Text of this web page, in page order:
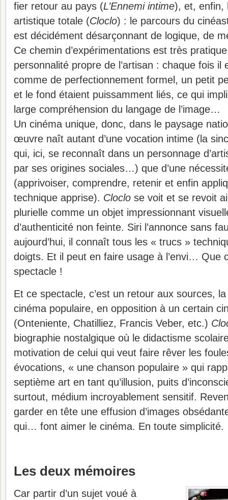
fier retour au pays (L’Ennemi intime), et, enfin,
artistique totale (Cloclo) : le parcours du
est décidément désarçonnant de logique, de
Ce chemin d’expérimentations est très
personnalité propre de l’artisan : chaque fois il
comme de perfectionnement formel, un petit
et le fond étaient puissamment liés, ce qui
large compréhension du langage de l’image…
Un cinéma unique, donc, dans le paysage
œuvre naît autant d’une vocation intime (la
qui, ici, se reconnaît dans un personnage
par ses origines sociales…) que d’une
(apprivoiser, comprendre, retenir et enfin
technique apprise). Cloclo se voit et se revoit
plurielle comme un objet impressionnant
d’authenticité non feinte. Siri l’annonce sans
aujourd’hui, il connaît tous les « trucs »
doigts. Et il peut en faire usage à l’envi… Que
spectacle !
Et ce spectacle, c’est un retour aux sources,
cinéma populaire, en opposition à un certain
(Onteniente, Chatilliez, Francis Veber, etc.)
biographie nostalgique où le didactisme
motivation de celui qui veut faire rêver les
évocations, « une chanson populaire » qui
septième art en tant qu’illusion, puits
surtout, médium incroyablement sensitif.
garder en tête une effusion d’images
qui… font aimer le cinéma. En toute simplicité.
Les deux mémoires
Car partir d’un sujet voué à